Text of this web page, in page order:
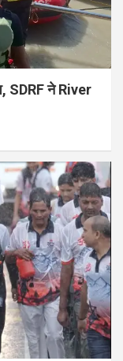
SDRF ने River